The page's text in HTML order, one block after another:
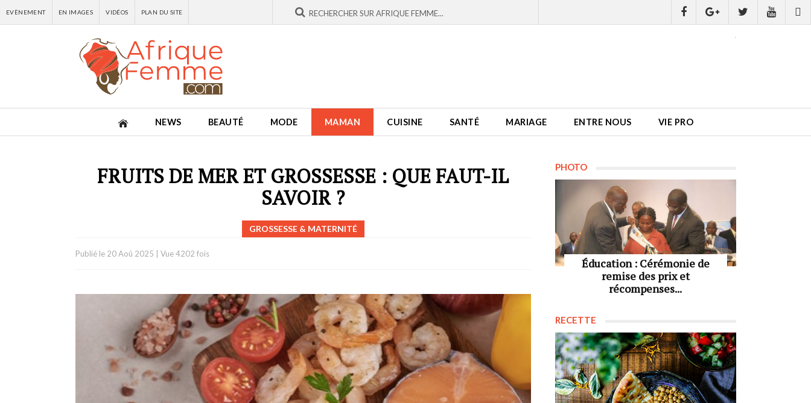
EVÈNEMENT EN IMAGES VIDÉOS PLAN DU SITE
NEWS BEAUTÉ MODE MAMAN CUISINE SANTÉ MARIAGE ENTRE NOUS VIE PRO
FRUITS DE MER ET GROSSESSE : QUE FAUT-IL
SAVOIR ?
GROSSESSE & MATERNITÉ
Publié le 20 Aoû 2025 Vue 4202 fois
PHOTO
Éducation : Cérémonie de
remise des prix et
récompenses...
RECETTE